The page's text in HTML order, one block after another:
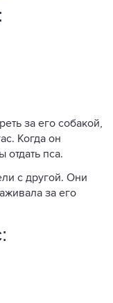
за его собакой,
Когда он
отдать пса.
с другой. Они
за его